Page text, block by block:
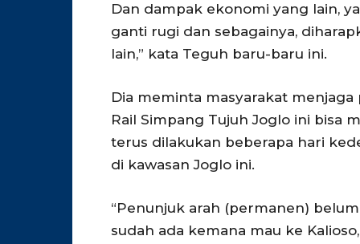
Dan dampak ekonomi yang lain,
ganti rugi dan sebagainya,
lain,” kata Teguh baru-baru ini.
Dia meminta masyarakat
Rail Simpang Tujuh Joglo ini bisa
terus dilakukan beberapa hari
di kawasan Joglo ini.
“Penunjuk arah (permanen)
sudah ada kemana mau ke